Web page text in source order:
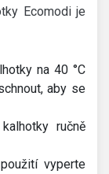
Ecomodi je
na 40 °C
aby se
ručně
vyperte